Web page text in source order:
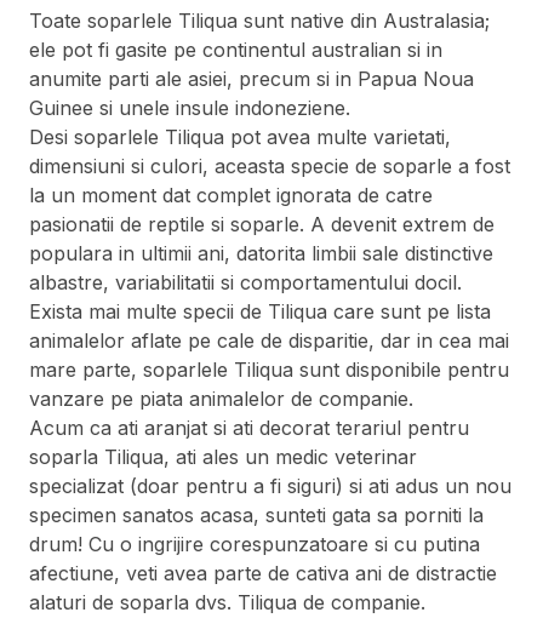
Toate soparlele Tiliqua sunt native din Australasia;
ele pot fi gasite pe continentul australian si in
anumite parti ale asiei, precum si in Papua Noua
Guinee si unele insule indoneziene.
Desi soparlele Tiliqua pot avea multe varietati,
dimensiuni si culori, aceasta specie de soparle a fost
la un moment dat complet ignorata de catre
pasionatii de reptile si soparle. A devenit extrem de
populara in ultimii ani, datorita limbii sale distinctive
albastre, variabilitatii si comportamentului docil.
Exista mai multe specii de Tiliqua care sunt pe lista
animalelor aflate pe cale de disparitie, dar in cea mai
mare parte, soparlele Tiliqua sunt disponibile pentru
vanzare pe piata animalelor de companie.
Acum ca ati aranjat si ati decorat terariul pentru
soparla Tiliqua, ati ales un medic veterinar
specializat (doar pentru a fi siguri) si ati adus un nou
specimen sanatos acasa, sunteti gata sa porniti la
drum! Cu o ingrijire corespunzatoare si cu putina
afectiune, veti avea parte de cativa ani de distractie
alaturi de soparla dvs. Tiliqua de companie.